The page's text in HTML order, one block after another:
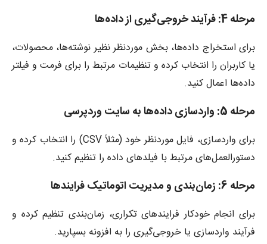
مرحله 4: فرآیند خروجی‌گیری از داده‌ها
برای استخراج داده‌ها، بخش موردنظر نظیر نوشته‌ها، محصولات،
یا کاربران را انتخاب کرده و تنظیمات مرتبط را برای فرمت و فیلتر
داده‌ها اعمال کنید.
مرحله 5: واردسازی داده‌ها به سایت وردپرسی
برای واردسازی، فایل موردنظر خود (مثلاً CSV) را انتخاب کرده و
دستورالعمل‌های مرتبط با فیلدهای داده را تنظیم کنید.
مرحله 6: زمان‌بندی و مدیریت اتوماتیک فرایندها
برای انجام خودکار فرایندهای تکراری، زمان‌بندی تنظیم کرده و
فرآیند واردسازی یا خروجی‌گیری را به افزونه بسپارید.